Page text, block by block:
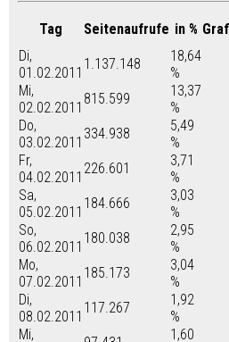
Tag Seitenaufrufe in %
Di,
01.02.2011
1.137.148
18,64
%
Mi,
02.02.2011
815.599
13,37
%
Do,
03.02.2011
334.938
5,49
%
Fr,
04.02.2011
226.601
3,71
%
Sa,
05.02.2011
184.666
3,03
%
So,
06.02.2011
180.038
2,95
%
Mo,
07.02.2011
185.173
3,04
%
Di,
08.02.2011
117.267
1,92
%
Mi,
1,60